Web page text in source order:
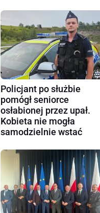
Policjant po służbie
pomógł seniorce
osłabionej przez upał.
Kobieta nie mogła
samodzielnie wstać